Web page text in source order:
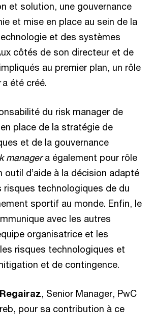
et solution, une gouvernance
et mise en place au sein de la
et des systèmes
côtés de son directeur et de
au premier plan, un rôle
a été créé.
du risk manager de
place de la stratégie de
et de la gouvernance
managera également pour rôle
outil d’aide à la décision adapté
risques technologiques de du
sportif au monde. Enfin, le
avec les autres
organisatrice et les
risques technologiques et
et de contingence.
, Senior Manager, PwC
pour sa contribution à ce